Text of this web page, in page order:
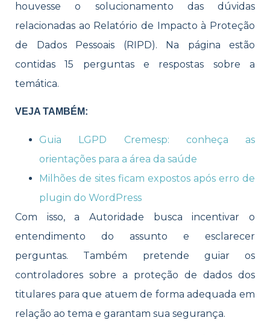
houvesse o solucionamento das dúvidas
relacionadas ao Relatório de Impacto à Proteção
de Dados Pessoais (RIPD). Na página estão
contidas 15 perguntas e respostas sobre a
temática.
VEJA TAMBÉM:
Guia LGPD Cremesp: conheça as
orientações para a área da saúde
Milhões de sites ficam expostos após erro de
plugin do WordPress
Com isso, a Autoridade busca incentivar o
entendimento do assunto e esclarecer
perguntas. Também pretende guiar os
controladores sobre a proteção de dados dos
titulares para que atuem de forma adequada em
relação ao tema e garantam sua segurança.